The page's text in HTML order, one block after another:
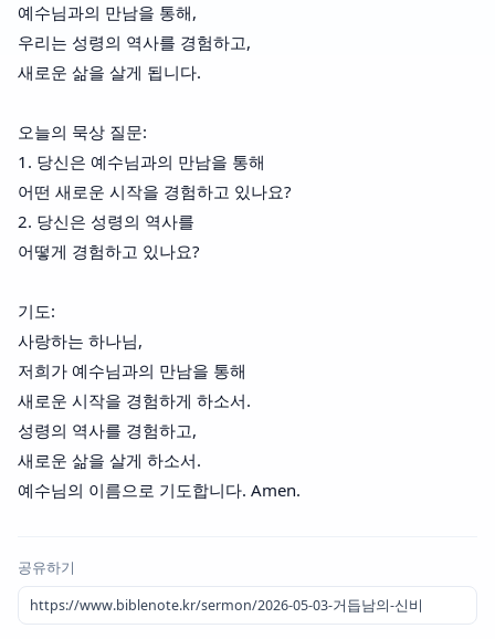
예수님과의 만남을 통해,
우리는 성령의 역사를 경험하고,
새로운 삶을 살게 됩니다.
오늘의 묵상 질문:
1. 당신은 예수님과의 만남을 통해
어떤 새로운 시작을 경험하고 있나요?
2. 당신은 성령의 역사를
어떻게 경험하고 있나요?
기도:
사랑하는 하나님,
저희가 예수님과의 만남을 통해
새로운 시작을 경험하게 하소서.
성령의 역사를 경험하고,
새로운 삶을 살게 하소서.
예수님의 이름으로 기도합니다. Amen.
공유하기